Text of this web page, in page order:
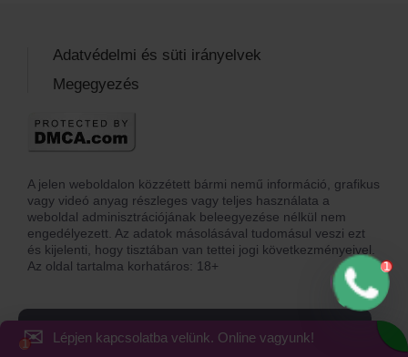
A jelen weboldalon közzétett bármi nemű információ, grafikus
vagy videó anyag részleges vagy teljes használata a
weboldal adminisztrációjának beleegyezése nélkül nem
engedélyezett. Az adatok másolásával tudomásul veszi ezt
és kijelenti, hogy tisztában van tettei jogi következményeivel.
Az oldal tartalma korhatáros: 18+
Adatvédelmi és süti irányelvek
Megegyezés
és a legjobb ajánlatok megjelenítése érdekében.
Elfogadja
✉ Lépjen kapcsolatba velünk. Online vagyunk!